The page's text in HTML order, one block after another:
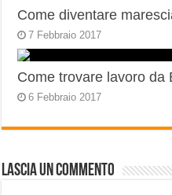
Come diventare
7 Febbraio 2017
Come trovare lavoro da
6 Febbraio 2017
Lascia un commento